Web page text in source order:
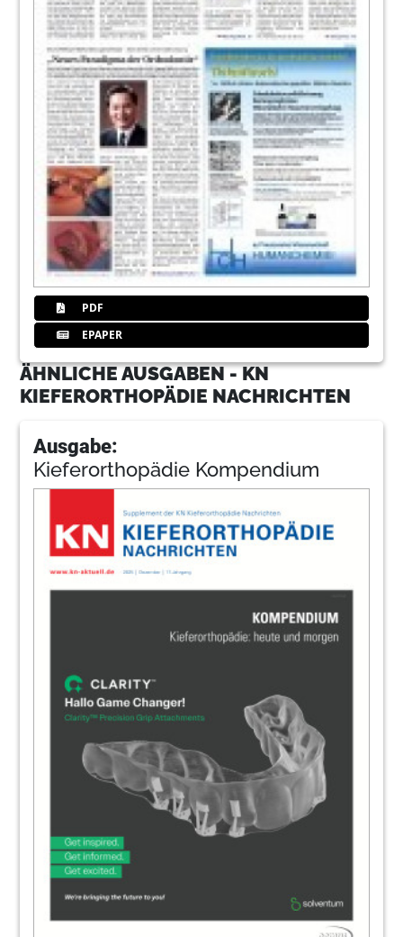
PDF
EPAPER
ÄHNLICHE AUSGABEN - KN
KIEFERORTHOPÄDIE NACHRICHTEN
Ausgabe:
Kieferorthopädie Kompendium